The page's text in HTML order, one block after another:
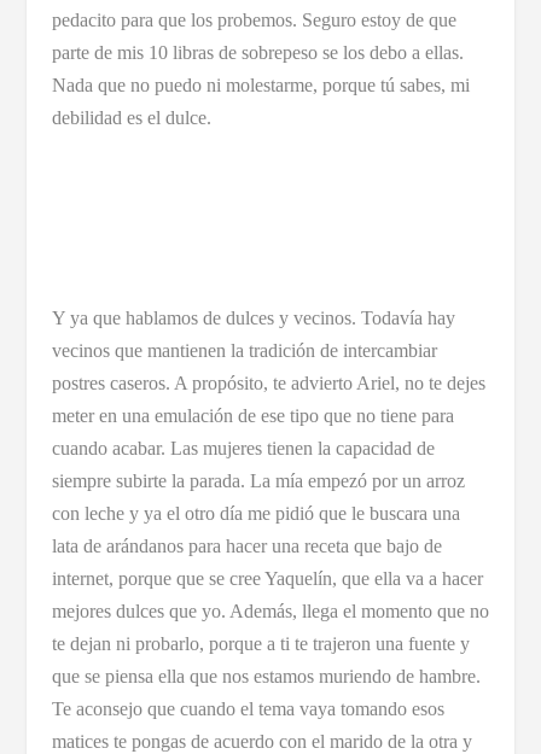
pedacito para que los probemos. Seguro estoy de que
parte de mis 10 libras de sobrepeso se los debo a ellas.
Nada que no puedo ni molestarme, porque tú sabes, mi
debilidad es el dulce.
Y ya que hablamos de dulces y vecinos. Todavía hay
vecinos que mantienen la tradición de intercambiar
postres caseros. A propósito, te advierto Ariel, no te dejes
meter en una emulación de ese tipo que no tiene para
cuando acabar. Las mujeres tienen la capacidad de
siempre subirte la parada. La mía empezó por un arroz
con leche y ya el otro día me pidió que le buscara una
lata de arándanos para hacer una receta que bajo de
internet, porque que se cree Yaquelín, que ella va a hacer
mejores dulces que yo. Además, llega el momento que no
te dejan ni probarlo, porque a ti te trajeron una fuente y
que se piensa ella que nos estamos muriendo de hambre.
Te aconsejo que cuando el tema vaya tomando esos
matices te pongas de acuerdo con el marido de la otra y